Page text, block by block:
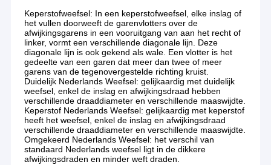
Keperstofweefsel: In een keperstofweefsel, elke inslag of
het vullen doorweeft de garenvlotters over de
afwijkingsgarens in een vooruitgang van aan het recht of
linker, vormt een verschillende diagonale lijn. Deze
diagonale lijn is ook gekend als wale. Een vlotter is het
gedeelte van een garen dat meer dan twee of meer
garens van de tegenovergestelde richting kruist.
Duidelijk Nederlands Weefsel: gelijkaardig met duidelijk
weefsel, enkel de inslag en afwijkingsdraad hebben
verschillende draaddiameter en verschillende maaswijdte.
Keperstof Nederlands Weefsel: gelijkaardig met keperstof
heeft het weefsel, enkel de inslag en afwijkingsdraad
verschillende draaddiameter en verschillende maaswijdte.
Omgekeerd Nederlands Weefsel: het verschil van
standaard Nederlands weefsel ligt in de dikkere
afwijkingsdraden en minder weft draden.